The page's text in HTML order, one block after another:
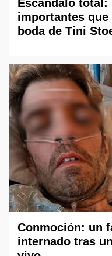
Escándalo total:
importantes que
boda de Tini
Conmoción: un
internado tras